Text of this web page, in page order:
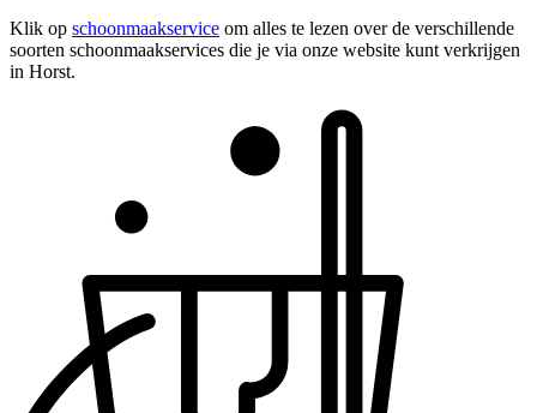
Klik op schoonmaakservice om alles te lezen over de verschillende
soorten schoonmaakservices die je via onze website kunt verkrijgen
in Horst.